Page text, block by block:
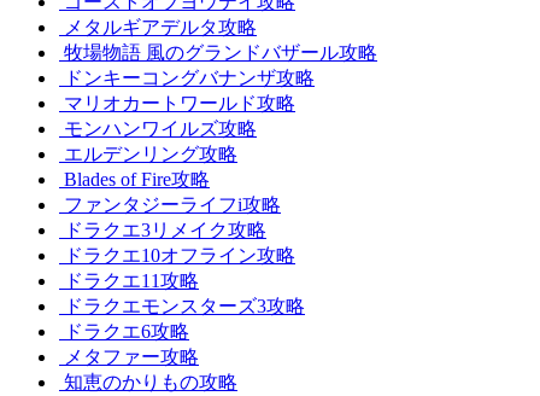
メタルギアデルタ攻略
牧場物語 風のグランドバザール攻略
ドンキーコングバナンザ攻略
マリオカートワールド攻略
モンハンワイルズ攻略
エルデンリング攻略
Blades of Fire攻略
ファンタジーライフi攻略
ドラクエ3リメイク攻略
ドラクエ10オフライン攻略
ドラクエ11攻略
ドラクエモンスターズ3攻略
ドラクエ6攻略
メタファー攻略
知恵のかりもの攻略